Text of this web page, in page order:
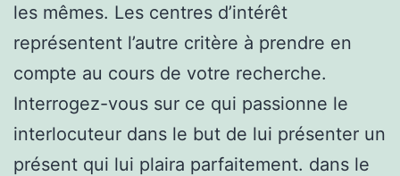
les mêmes. Les centres d’intérêt
représentent l’autre critère à prendre en
compte au cours de votre recherche.
Interrogez-vous sur ce qui passionne le
interlocuteur dans le but de lui présenter un
présent qui lui plaira parfaitement. dans le